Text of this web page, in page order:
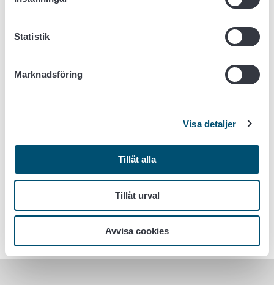
Statistik
Marknadsföring
Visa detaljer
Tillåt alla
Tillåt urval
Avvisa cookies
Anvisningen består av sex avsnitt
Regler som gäller tillsatser, aromer och enzymer
Livsmedelsföretagarens ansvar
Bilaga: Punkter i lagstiftningen som skall kontrolleras